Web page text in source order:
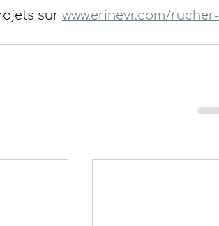
sur www.erinevr.com/rucher-